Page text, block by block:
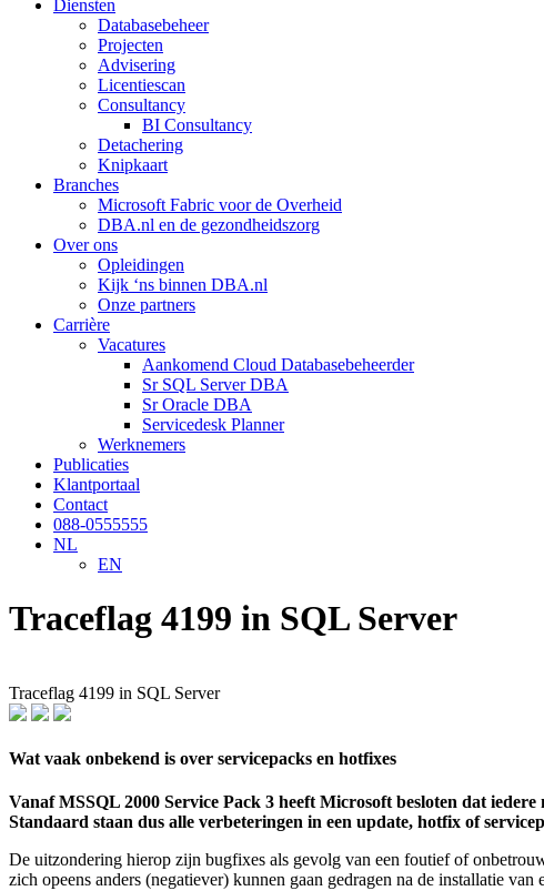
Diensten
Databasebeheer
Projecten
Advisering
Licentiescan
Consultancy
BI Consultancy
Detachering
Knipkaart
Branches
Microsoft Fabric voor de Overheid
DBA.nl en de gezondheidszorg
Over ons
Opleidingen
Kijk ‘ns binnen DBA.nl
Onze partners
Carrière
Vacatures
Aankomend Cloud Databasebeheerder
Sr SQL Server DBA
Sr Oracle DBA
Servicedesk Planner
Werknemers
Publicaties
Klantportaal
Contact
088-0555555
NL
EN
Traceflag 4199 in SQL Server
Traceflag 4199 in SQL Server
Wat vaak onbekend is over servicepacks en hotfixes
Vanaf MSSQL 2000 Service Pack 3 heeft Microsoft besloten dat
Standaard staan dus alle verbeteringen in een update, hotfix of
De uitzondering hierop zijn bugfixes als gevolg van een foutief of
zich opeens anders (negatiever) kunnen gaan gedragen na de installatie van